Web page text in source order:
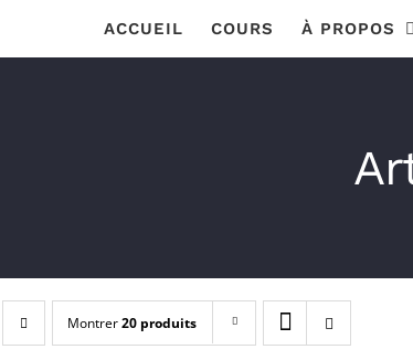
ACCUEIL COURS À PROPOS
Montrer20 produits